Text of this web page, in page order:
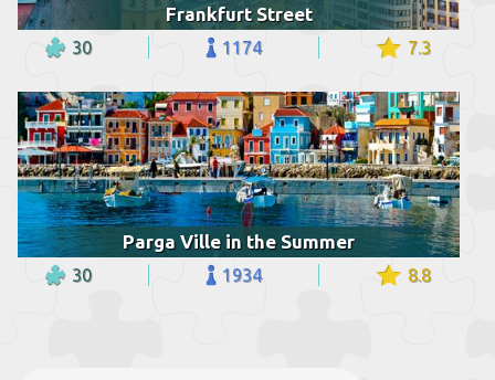
Frankfurt Street
30 1174 7.3
Parga Ville in the Summer
30 1934 8.8